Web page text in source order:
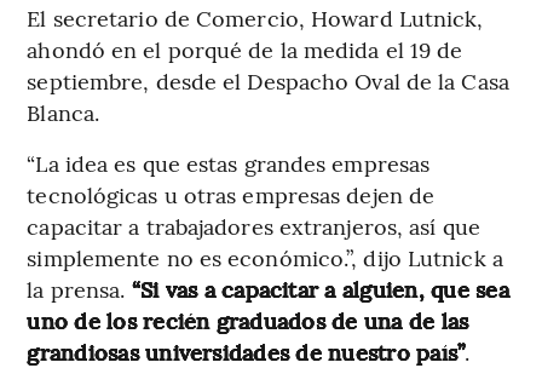
El secretario de Comercio, Howard Lutnick,
ahondó en el porqué de la medida el 19 de
septiembre, desde el Despacho Oval de la Casa
Blanca.
“La idea es que estas grandes empresas
tecnológicas u otras empresas dejen de
capacitar a trabajadores extranjeros, así que
simplemente no es económico.”, dijo Lutnick a
la prensa. “Si vas a capacitar a alguien, que sea
uno de los recién graduados de una de las
grandiosas universidades de nuestro país”.